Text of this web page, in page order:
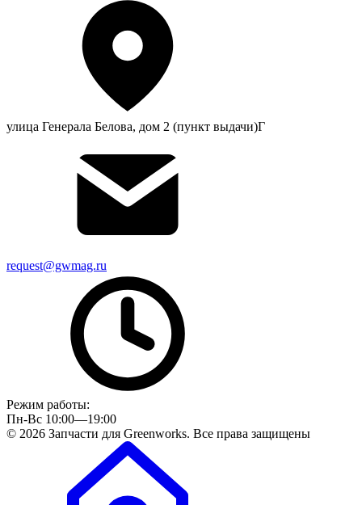
улица Генерала Белова, дом 2 (пункт выдачи)Г
request@gwmag.ru
Режим работы:
Пн-Вс 10:00—19:00
© 2026 Запчасти для Greenworks. Все права защищены